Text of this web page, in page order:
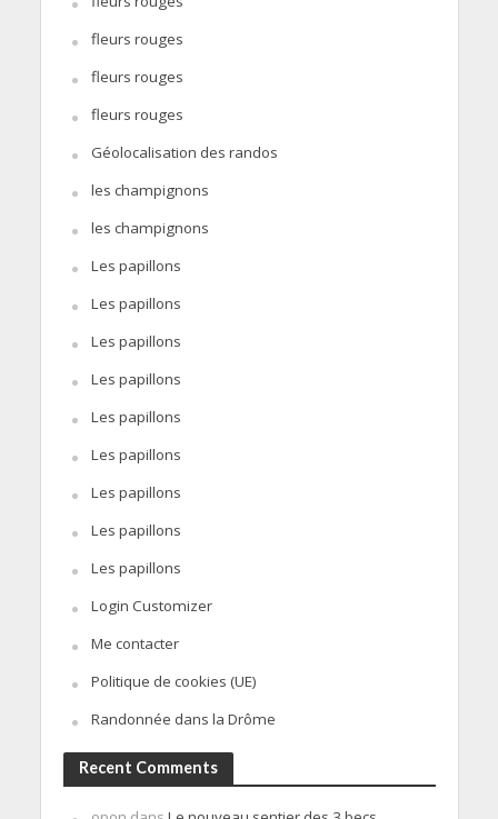
fleurs rouges
fleurs rouges
fleurs rouges
Géolocalisation des randos
les champignons
les champignons
Les papillons
Les papillons
Les papillons
Les papillons
Les papillons
Les papillons
Les papillons
Les papillons
Les papillons
Login Customizer
Me contacter
Politique de cookies (UE)
Randonnée dans la Drôme
Recent Comments